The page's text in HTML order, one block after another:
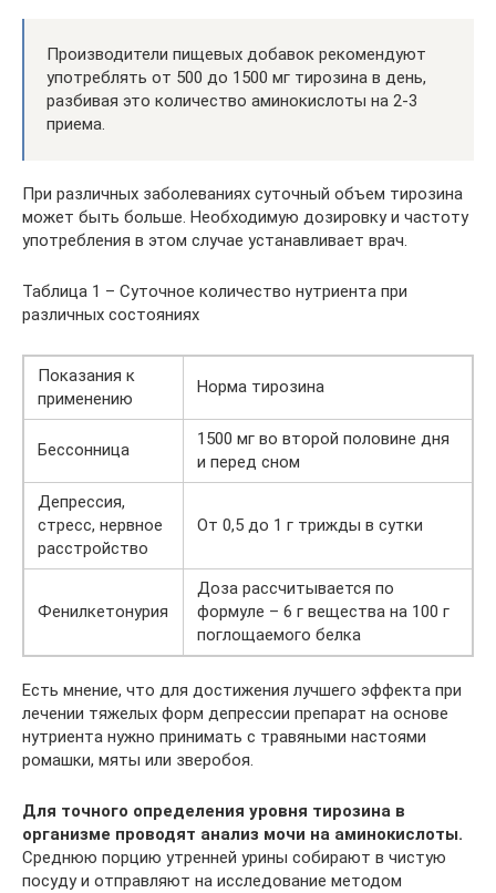
Производители пищевых добавок рекомендуют
употреблять от 500 до 1500 мг тирозина в день,
разбивая это количество аминокислоты на 2-3
приема.
При различных заболеваниях суточный объем тирозина
может быть больше. Необходимую дозировку и частоту
употребления в этом случае устанавливает врач.
Таблица 1 – Суточное количество нутриента при
различных состояниях
Показания к
применению
Норма тирозина
Бессонница
1500 мг во второй половине дня
и перед сном
Депрессия,
стресс, нервное
расстройство
От 0,5 до 1 г трижды в сутки
Фенилкетонурия
Доза рассчитывается по
формуле – 6 г вещества на 100 г
поглощаемого белка
Есть мнение, что для достижения лучшего эффекта при
лечении тяжелых форм депрессии препарат на основе
нутриента нужно принимать с травяными настоями
ромашки, мяты или зверобоя.
Для точного определения уровня тирозина в
организме проводят анализ мочи на аминокислоты.
Среднюю порцию утренней урины собирают в чистую
посуду и отправляют на исследование методом